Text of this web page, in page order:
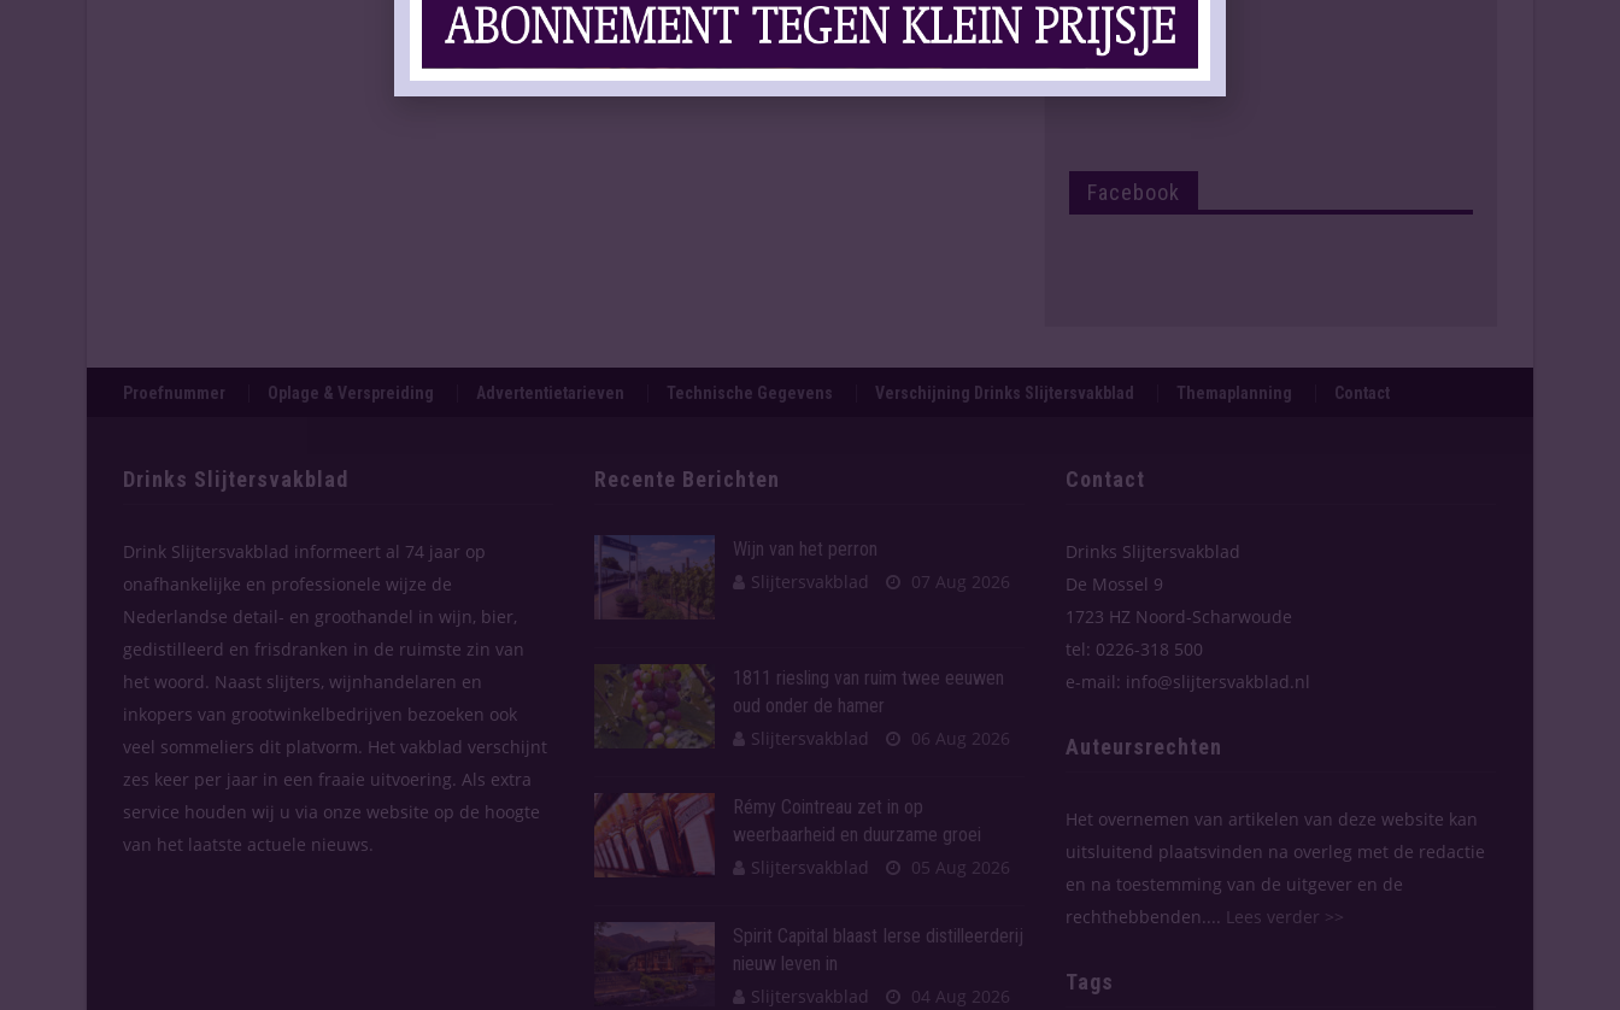
Facebook
Proefnummer Oplage & Verspreiding Advertentietarieven Technische Gegevens Verschijning Drinks Slijtersvakblad Themaplanning Contact
Drinks Slijtersvakblad
Drink Slijtersvakblad informeert al 74 jaar op
onafhankelijke en professionele wijze de
Nederlandse detail- en groothandel in wijn, bier,
gedistilleerd en frisdranken in de ruimste zin van
het woord. Naast slijters, wijnhandelaren en
inkopers van grootwinkelbedrijven bezoeken ook
veel sommeliers dit platvorm. Het vakblad verschijnt
zes keer per jaar in een fraaie uitvoering. Als extra
service houden wij u via onze website op de hoogte
van het laatste actuele nieuws.
Recente Berichten
Wijn van het perron
Slijtersvakblad
07 Aug 2026
1811 riesling van ruim twee eeuwen
oud onder de hamer
Slijtersvakblad
06 Aug 2026
Rémy Cointreau zet in op
weerbaarheid en duurzame groei
Slijtersvakblad
05 Aug 2026
Spirit Capital blaast Ierse distilleerderij
nieuw leven in
Slijtersvakblad
04 Aug 2026
Contact
Drinks Slijtersvakblad
De Mossel 9
1723 HZ Noord-Scharwoude
tel: 0226-318 500
e-mail: info@slijtersvakblad.nl
Auteursrechten
Het overnemen van artikelen van deze website kan
uitsluitend plaatsvinden na overleg met de redactie
en na toestemming van de uitgever en de
rechthebbenden.... Lees verder >>
Tags